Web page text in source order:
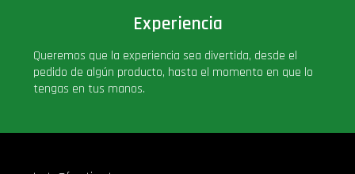
Experiencia
Queremos que la experiencia sea divertida, desde el
pedido de algún producto, hasta el momento en que lo
tengas en tus manos.